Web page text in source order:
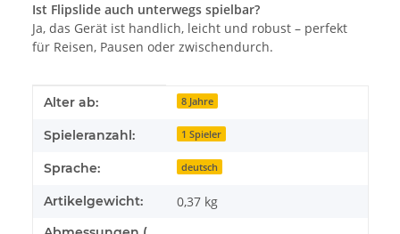
Ist Flipslide auch unterwegs spielbar?
Ja, das Gerät ist handlich, leicht und robust – perfekt
für Reisen, Pausen oder zwischendurch.
Produkteigenschaft
Wert
Alter ab: 8 Jahre
Spieleranzahl: 1 Spieler
Sprache: deutsch
Artikelgewicht: 0,37 kg